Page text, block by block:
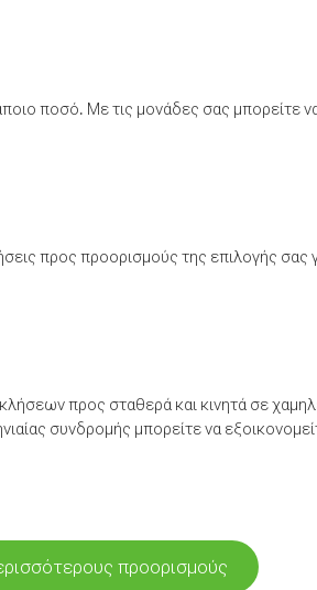
ποσό. Με τις μονάδες σας μπορείτε
προς προορισμούς της επιλογής σας
προς σταθερά και κινητά σε
συνδρομής μπορείτε να
προορισμούς